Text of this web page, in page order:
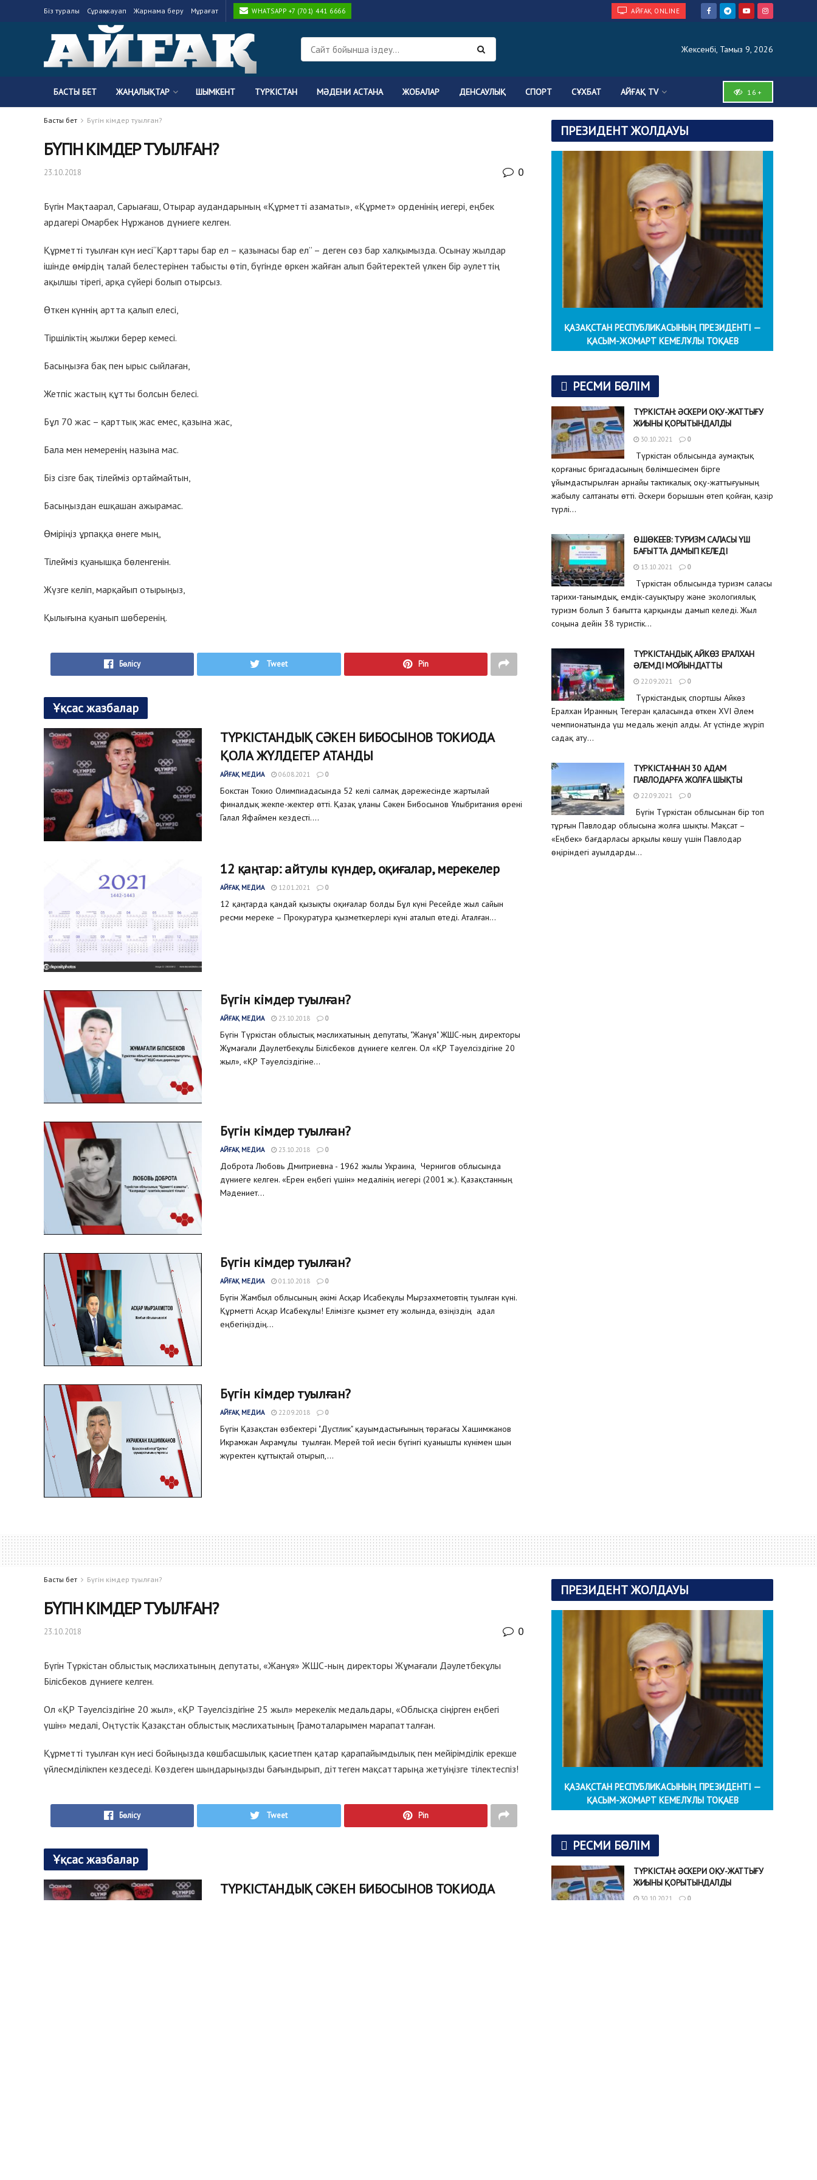
Біз туралы Сұрақ-жауап Жарнама беру Мұрағат WHATSAPP +7 (701) 441 6666 АЙҒАҚ ONLINE
Жексенбі, Тамыз 9, 2026
БАСТЫ БЕТ ЖАҢАЛЫҚТАР ШЫМКЕНТ ТҮРКІСТАН МӘДЕНИ АСТАНА ЖОБАЛАР ДЕНСАУЛЫҚ СПОРТ СҰХБАТ АЙҒАҚ TV 16+
Басты бет Бүгін кімдер туылған?
БҮГІН КІМДЕР ТУЫЛҒАН?
23.10.2018 0
Бүгін Мақтаарал, Сарыағаш, Отырар аудандарының «Құрметті азаматы», «Құрмет» орденінің иегері, еңбек
ардагері Омарбек Нұржанов дүниеге келген.
Құрметті туылған күн иесі“Қарттары бар ел – қазынасы бар ел” – деген сөз бар халқымызда. Осынау жылдар
ішінде өмірдің талай белестерінен табысты өтіп, бүгінде өркен жайған алып бәйтеректей үлкен бір әулеттің
ақылшы тірегі, арқа сүйері болып отырсыз.
Өткен күннің артта қалып елесі,
Тіршіліктің жылжи берер кемесі.
Басыңызға бақ пен ырыс сыйлаған,
Жетпіс жастың құтты болсын белесі.
Бұл 70 жас – қарттық жас емес, қазына жас,
Бала мен немеренің назына мас.
Біз сізге бақ тілейміз ортаймайтын,
Басыңыздан ешқашан ажырамас.
Өміріңіз ұрпаққа өнеге мың,
Тілейміз қуанышқа бөленгенін.
Жүзге келіп, марқайып отырыңыз,
Қылығына қуанып шөберенің.
Бөлісу Tweet Pin
Ұқсас жазбалар
ТҮРКІСТАНДЫҚ СӘКЕН БИБОСЫНОВ ТОКИОДА
ҚОЛА ЖҮЛДЕГЕР АТАНДЫ
АЙҒАҚ МЕДИА 06.08.2021 0
Бокстан Токио Олимпиадасында 52 келі салмақ дәрежесінде жартылай
финалдық жекпе-жектер өтті. Қазақ ұланы Сәкен Бибосынов Ұлыбритания өрені
Галал Яфаймен кездесті....
12 қаңтар: айтулы күндер, оқиғалар, мерекелер
АЙҒАҚ МЕДИА 12.01.2021 0
12 қаңтарда қандай қызықты оқиғалар болды Бұл күні Ресейде жыл сайын
ресми мереке – Прокуратура қызметкерлері күні аталып өтеді. Аталған...
Бүгін кімдер туылған?
АЙҒАҚ МЕДИА 23.10.2018 0
Бүгін Түркістан облыстық мәслихатының депутаты, "Жанұя" ЖШС-ның директоры
Жұмағали Дәулетбекұлы Білісбеков дүниеге келген. Ол «ҚР Тәуелсіздігіне 20
жыл», «ҚР Тәуелсіздігіне...
Бүгін кімдер туылған?
АЙҒАҚ МЕДИА 23.10.2018 0
Доброта Любовь Дмитриевна - 1962 жылы Украина, Чернигов облысында
дүниеге келген. «Ерен еңбегі үшін» медалінің иегері (2001 ж.). Қазақстанның
Мәдениет...
Бүгін кімдер туылған?
АЙҒАҚ МЕДИА 01.10.2018 0
Бүгін Жамбыл облысының әкімі Асқар Исабекұлы Мырзахметовтің туылған күні.
Құрметті Асқар Исабекұлы! Елімізге қызмет ету жолында, өзіңіздің адал
еңбегіңіздің...
Бүгін кімдер туылған?
АЙҒАҚ МЕДИА 22.09.2018 0
Бүгін Қазақстан өзбектері "Дустлик" қауымдастығының төрағасы Хашимжанов
Икрамжан Акрамұлы туылған. Мерей той иесін бүгінгі қуанышты күнімен шын
жүректен құттықтай отырып,...
ПРЕЗИДЕНТ ЖОЛДАУЫ
ҚАЗАҚСТАН РЕСПУБЛИКАСЫНЫҢ ПРЕЗИДЕНТІ —
ҚАСЫМ-ЖОМАРТ КЕМЕЛҰЛЫ ТОҚАЕВ
РЕСМИ БӨЛІМ
ТҮРКІСТАН: ӘСКЕРИ ОҚУ-ЖАТТЫҒУ
ЖИЫНЫ ҚОРЫТЫНДАЛДЫ
30.10.2021 0
Түркістан облысында аумақтық
қорғаныс бригадасының бөлімшесімен бірге
ұйымдастырылған арнайы тактикалық оқу-жаттығуының
жабылу салтанаты өтті. Әскери борышын өтеп қойған, қазір
түрлі...
Ө.ШӨКЕЕВ: ТУРИЗМ САЛАСЫ ҮШ
БАҒЫТТА ДАМЫП КЕЛЕДІ
13.10.2021 0
Түркістан облысында туризм саласы
тарихи-танымдық, емдік-сауықтыру және экологиялық
туризм болып 3 бағытта қарқынды дамып келеді. Жыл
соңына дейін 38 туристік...
ТҮРКІСТАНДЫҚ АЙКӨЗ ЕРАЛХАН
ƏЛЕМДІ МОЙЫНДАТТЫ
22.09.2021 0
Түркістандық спортшы Айкөз
Ералхан Иранның Тегеран қаласында өткен XVI Әлем
чемпионатында үш медаль жеңіп алды. Ат үстінде жүріп
садақ ату...
ТҮРКІСТАННАН 30 АДАМ
ПАВЛОДАРҒА ЖОЛҒА ШЫҚТЫ
22.09.2021 0
Бүгін Түркістан облысынан бір топ
тұрғын Павлодар облысына жолға шықты. Мақсат –
«Еңбек» бағдарласы арқылы көшу үшін Павлодар
өңіріндегі ауылдарды...
Басты бет Бүгін кімдер туылған?
БҮГІН КІМДЕР ТУЫЛҒАН?
23.10.2018 0
Бүгін Түркістан облыстық мәслихатының депутаты, «Жанұя» ЖШС-ның директоры Жұмағали Дәулетбекұлы
Білісбеков дүниеге келген.
Ол «ҚР Тәуелсіздігіне 20 жыл», «ҚР Тәуелсіздігіне 25 жыл» мерекелік медальдары, «Облысқа сіңірген еңбегі
үшін» медалі, Оңтүстік Қазақстан облыстық мәслихатының Грамоталарымен марапатталған.
Құрметті туылған күн иесі бойыңызда көшбасшылық қасиетпен қатар қарапайымдылық пен мейірімділік ерекше
үйлесмділікпен кездеседі. Көздеген шыңдарыңызды бағындырып, діттеген мақсаттарыңа жетуіңізге тілектеспіз!
Бөлісу Tweet Pin
Ұқсас жазбалар
ТҮРКІСТАНДЫҚ СӘКЕН БИБОСЫНОВ ТОКИОДА
ПРЕЗИДЕНТ ЖОЛДАУЫ
ҚАЗАҚСТАН РЕСПУБЛИКАСЫНЫҢ ПРЕЗИДЕНТІ —
ҚАСЫМ-ЖОМАРТ КЕМЕЛҰЛЫ ТОҚАЕВ
РЕСМИ БӨЛІМ
ТҮРКІСТАН: ӘСКЕРИ ОҚУ-ЖАТТЫҒУ
ЖИЫНЫ ҚОРЫТЫНДАЛДЫ
30.10.2021 0